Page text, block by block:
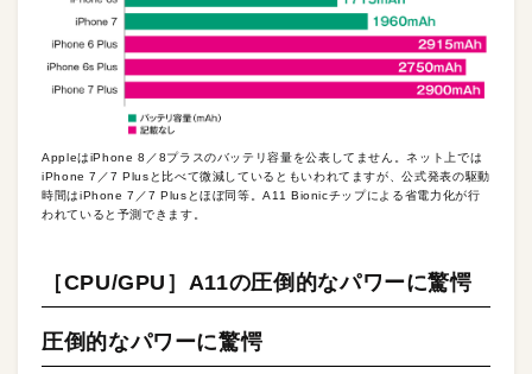
AppleはiPhone 8／8プラスのバッテリ容量を公表してません。ネット上では
iPhone 7／7 Plusと比べて微減しているともいわれてますが、公式発表の駆動
時間はiPhone 7／7 Plusとほぼ同等。A11 Bionicチップによる省電力化が行
われていると予測できます。
［CPU/GPU］A11の圧倒的なパワーに驚愕
圧倒的なパワーに驚愕